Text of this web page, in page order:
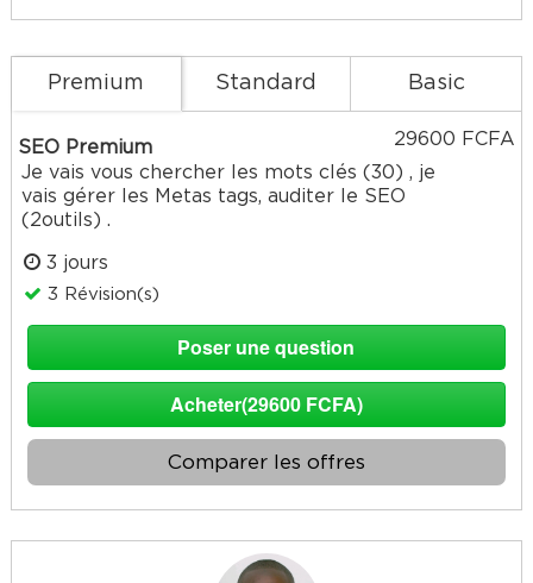
Premium Standard Basic
SEO Premium
29600 FCFA
Je vais vous chercher les mots clés (30) , je
vais gérer les Metas tags, auditer le SEO
(2outils) .
3 jours
3 Révision(s)
Poser une question
Acheter(29600 FCFA)
Comparer les offres